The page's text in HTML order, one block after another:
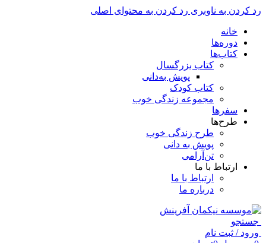
رد کردن به ناوبری رد کردن به محتوای اصلی
خانه
دوره‌ها
کتاب‌ها
کتاب بزرگسال
پویش به‌دانی
کتاب کودک
مجموعه زندگی خوب
سفرها
طرح‌ها
طرح زندگی خوب
پویش به دانی
تن‌آرامی
ارتباط با ما
ارتباط با ما
درباره ما
جستجو
ورود / ثبت نام